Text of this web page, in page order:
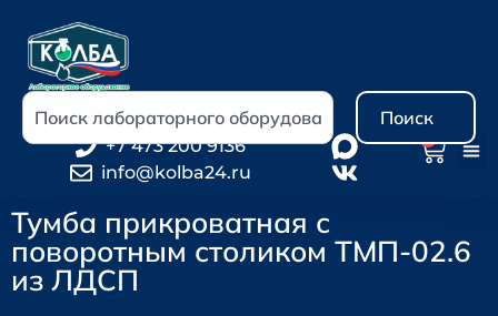
Поиск
+7 473 200 9136
info@kolba24.ru
Тумба прикроватная с
поворотным столиком ТМП-02.6
из ЛДСП